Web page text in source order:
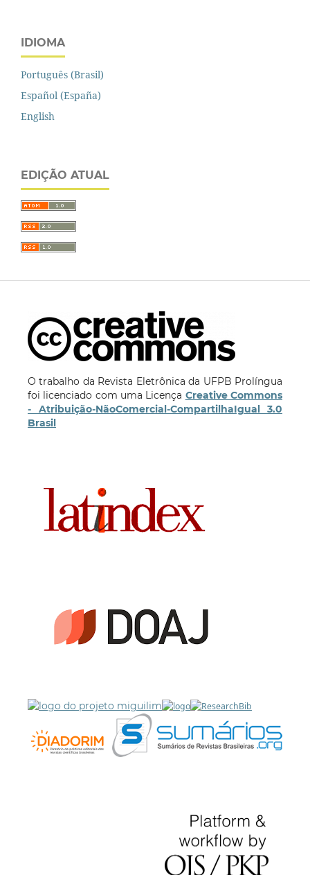
IDIOMA
Português (Brasil)
Español (España)
English
EDIÇÃO ATUAL
O trabalho da Revista Eletrônica da UFPB Prolíngua
foi licenciado com uma Licença Creative Commons
- Atribuição-NãoComercial-CompartilhaIgual 3.0
Brasil